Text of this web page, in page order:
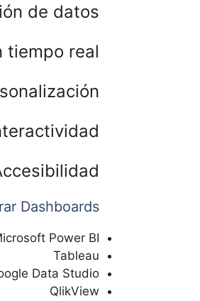
de datos
tiempo real
Dashboards
Power BI
Tableau
Data Studio
QlikView